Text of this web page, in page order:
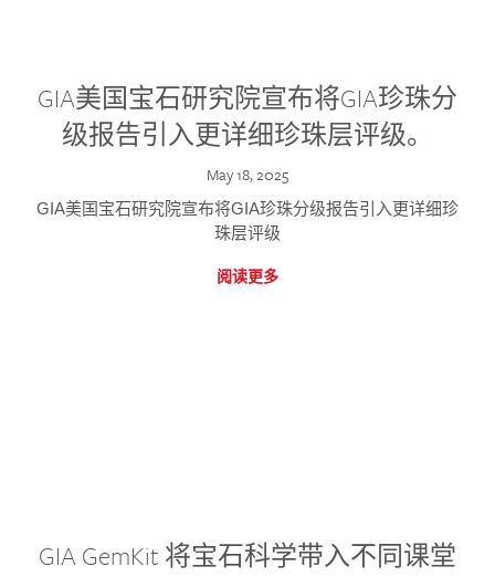
GIA美国宝石研究院宣布将GIA珍珠分
级报告引入更详细珍珠层评级。
May 18, 2025
GIA美国宝石研究院宣布将GIA珍珠分级报告引入更详细珍
珠层评级
阅读更多
GIA GemKit 将宝石科学带入不同课堂